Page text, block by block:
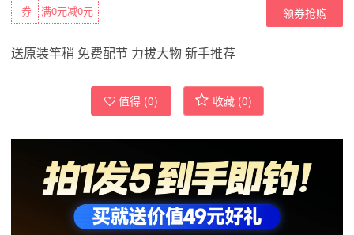
满0元减0元
券 领券抢购
送原装竿稍 免费配节 力拔大物 新手推荐
值得 (0) 收藏 (0)